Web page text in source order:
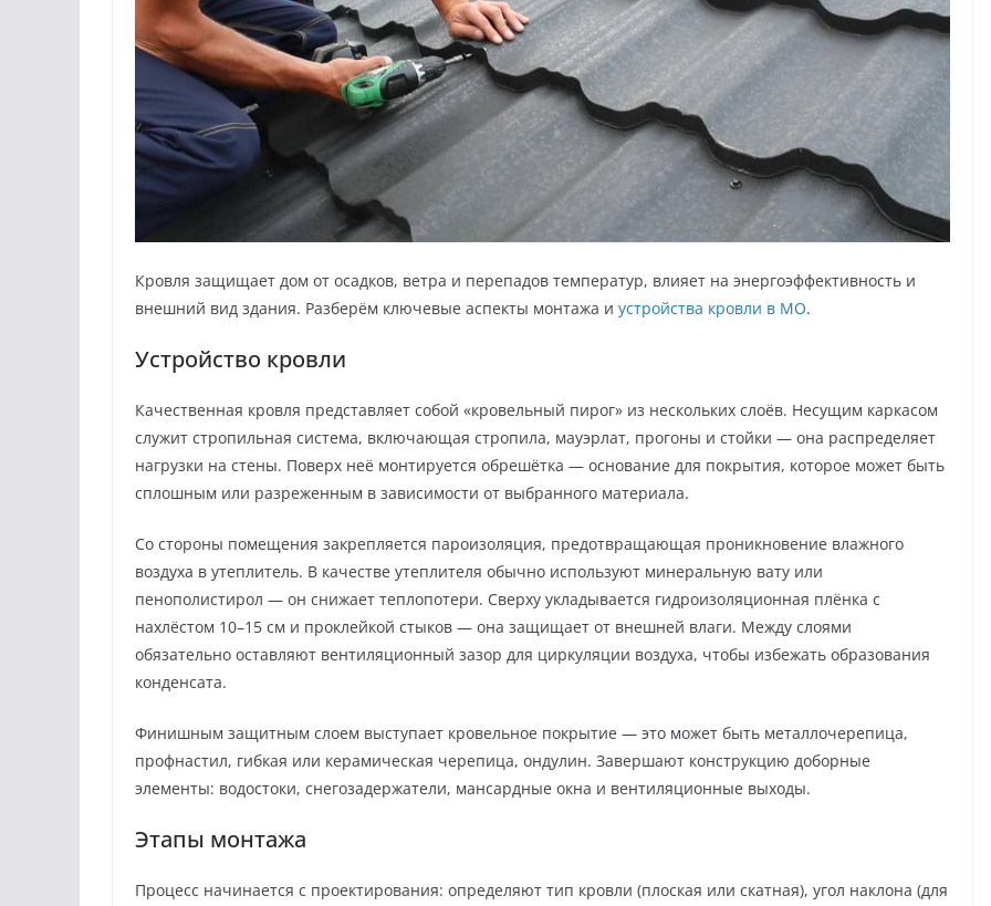
Кровля защищает дом от осадков, ветра и перепадов температур, влияет на энергоэффективность и
внешний вид здания. Разберём ключевые аспекты монтажа и устройства кровли в МО.
Устройство кровли
Качественная кровля представляет собой «кровельный пирог» из нескольких слоёв. Несущим каркасом
служит стропильная система, включающая стропила, мауэрлат, прогоны и стойки — она распределяет
нагрузки на стены. Поверх неё монтируется обрешётка — основание для покрытия, которое может быть
сплошным или разреженным в зависимости от выбранного материала.
Со стороны помещения закрепляется пароизоляция, предотвращающая проникновение влажного
воздуха в утеплитель. В качестве утеплителя обычно используют минеральную вату или
пенополистирол — он снижает теплопотери. Сверху укладывается гидроизоляционная плёнка с
нахлёстом 10–15 см и проклейкой стыков — она защищает от внешней влаги. Между слоями
обязательно оставляют вентиляционный зазор для циркуляции воздуха, чтобы избежать образования
конденсата.
Финишным защитным слоем выступает кровельное покрытие — это может быть металлочерепица,
профнастил, гибкая или керамическая черепица, ондулин. Завершают конструкцию доборные
элементы: водостоки, снегозадержатели, мансардные окна и вентиляционные выходы.
Этапы монтажа
Процесс начинается с проектирования: определяют тип кровли (плоская или скатная), угол наклона (для